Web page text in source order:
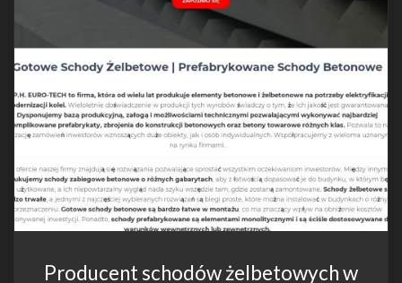
Producent schodów żelbetowych w